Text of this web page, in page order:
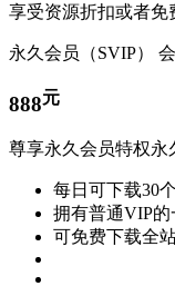
享受资源折扣或者免
永久会员（SVIP）
888元
尊享永久会员特权永
每日可下载30
拥有普通VIP的
可免费下载全